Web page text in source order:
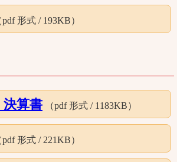
pdf 形式 / 193KB）
決算書 （pdf 形式 / 1183KB）
pdf 形式 / 221KB）